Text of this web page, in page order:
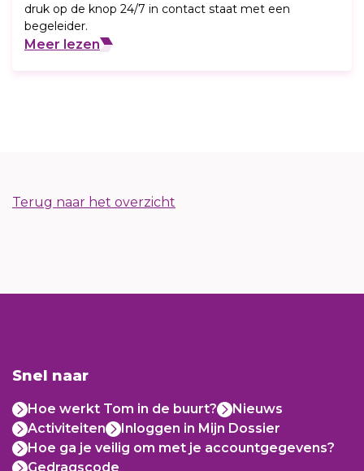
druk op de knop 24/7 in contact staat met een
begeleider.
Meer lezen
Terug naar het overzicht
Snel naar
Hoe werkt Tom in de buurt?
Nieuws
Activiteiten
Inloggen in Mijn Dossier
Hoe ga je veilig om met je accountgegevens?
Gedragscode